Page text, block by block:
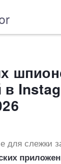
для слежки